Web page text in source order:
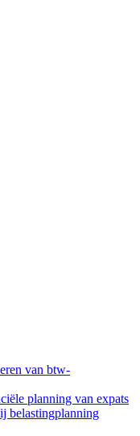
van btw-
planning van expats
belastingplanning